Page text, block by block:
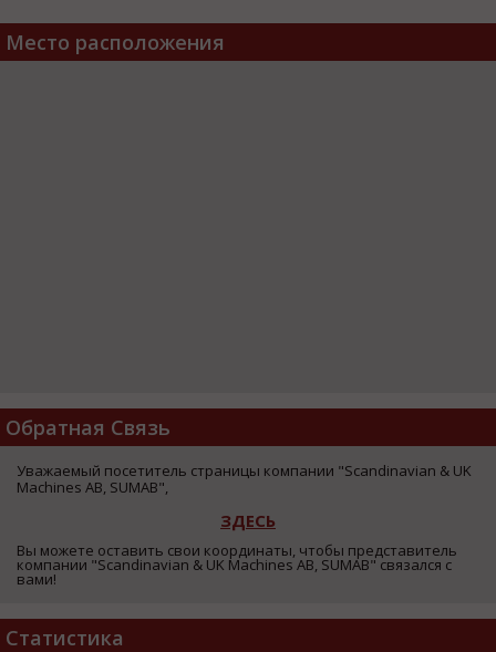
Место расположения
Обратная Связь
Уважаемый посетитель страницы компании "Scandinavian & UK
Machines AB, SUMAB",
ЗДЕСЬ
Вы можете оставить свои координаты, чтобы представитель
компании "Scandinavian & UK Machines AB, SUMAB" связался с
вами!
Статистика